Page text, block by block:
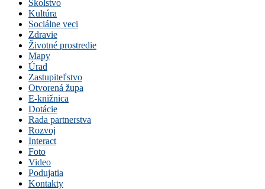
Školstvo
Kultúra
Sociálne veci
Zdravie
Životné prostredie
Mapy
Úrad
Zastupiteľstvo
Otvorená župa
E-knižnica
Dotácie
Rada partnerstva
Rozvoj
Interact
Foto
Video
Podujatia
Kontakty